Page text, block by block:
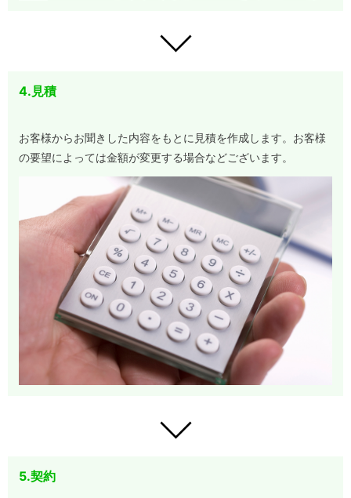
4.見積
お客様からお聞きした内容をもとに見積を作成します。お客様
の要望によっては金額が変更する場合などございます。
5.契約